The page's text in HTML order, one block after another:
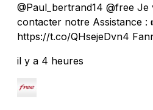
@Paul_bertrand14 @free Je
contacter notre Assistance :
https://t.co/QHsejeDvn4
il y a 4 heures